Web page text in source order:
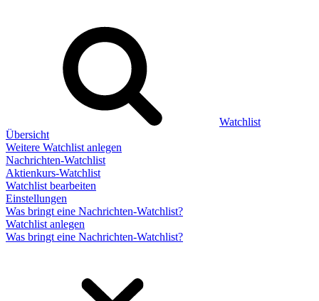
Watchlist
Übersicht
Weitere Watchlist anlegen
Nachrichten-Watchlist
Aktienkurs-Watchlist
Watchlist bearbeiten
Einstellungen
Was bringt eine Nachrichten-Watchlist?
Watchlist anlegen
Was bringt eine Nachrichten-Watchlist?